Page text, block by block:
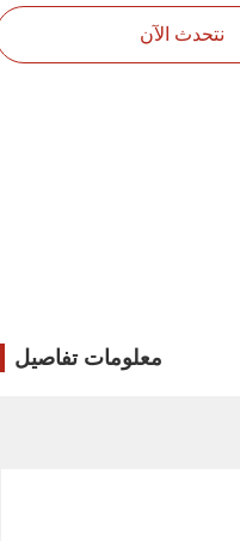
نتحدث الآن
معلومات تفاصيل